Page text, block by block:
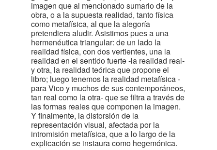
imagen que al mencionado sumario de la
obra, o a la supuesta realidad, tanto física
como metafísica, al que la alegoría
pretendiera aludir. Asistimos pues a una
hermenéutica triangular: de un lado la
realidad física, con dos vertientes, una la
realidad en el sentido fuerte -la realidad real-
y otra, la realidad teórica que propone el
libro; luego tenemos la realidad metafísica -
para Vico y muchos de sus contemporáneos,
tan real como la otra- que se filtra a través de
las formas reales que componen la imagen.
Y finalmente, la distorsión de la
representación visual, afectada por la
intromisión metafísica, que a lo largo de la
explicación se instaura como hegemónica.